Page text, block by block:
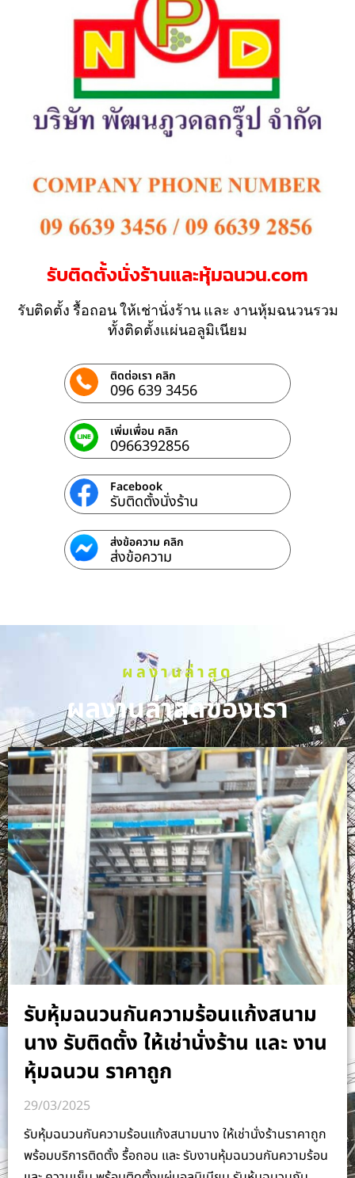
รับติดตั้งนั่งร้านและหุ้มฉนวน.com
รับติดตั้ง รื้อถอน ให้เช่านั่งร้าน และ งานหุ้มฉนวนรวม
ทั้งติดตั้งแผ่นอลูมิเนียม
ติดต่อเรา คลิก
096 639 3456
เพิ่มเพื่อน คลิก
0966392856
Facebook
รับติดตั้งนั่งร้าน
ส่งข้อความ คลิก
ส่งข้อความ
ผลงานล่าสุด
ผลงานล่าสุดของเรา
รับหุ้มฉนวนกันความร้อนแก้งสนาม
นาง รับติดตั้ง ให้เช่านั่งร้าน และ งาน
หุ้มฉนวน ราคาถูก
29/03/2025
รับหุ้มฉนวนกันความร้อนแก้งสนามนาง ให้เช่านั่งร้านราคาถูก
พร้อมบริการติดตั้ง รื้อถอน และ รับงานหุ้มฉนวนกันความร้อน